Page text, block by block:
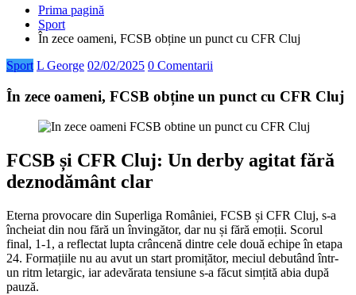
Prima pagină
Sport
În zece oameni, FCSB obține un punct cu CFR Cluj
Sport L George 02/02/2025 0 Comentarii
În zece oameni, FCSB obține un punct cu CFR Cluj
FCSB și CFR Cluj: Un derby agitat fără
deznodământ clar
Eterna provocare din Superliga României, FCSB și CFR Cluj, s-a
încheiat din nou fără un învingător, dar nu și fără emoții. Scorul
final, 1-1, a reflectat lupta crâncenă dintre cele două echipe în etapa
24. Formațiile nu au avut un start promițător, meciul debutând într-
un ritm letargic, iar adevărata tensiune s-a făcut simțită abia după
pauză.